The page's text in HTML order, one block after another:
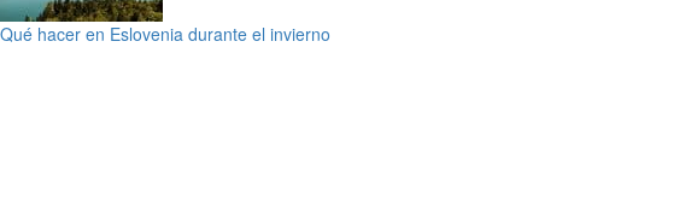
Qué hacer en Eslovenia durante el invierno